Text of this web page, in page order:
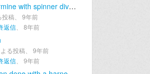
Angular SIte - Determine with spinner div is gone
稿、 9年前
返信、 8年前
る投稿、 9年前
返信、 9年前